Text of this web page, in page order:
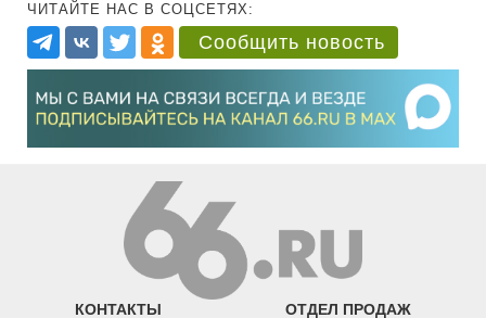
ЧИТАЙТЕ НАС В СОЦСЕТЯХ:
Сообщить новость
КОНТАКТЫ ОТДЕЛ ПРОДАЖ